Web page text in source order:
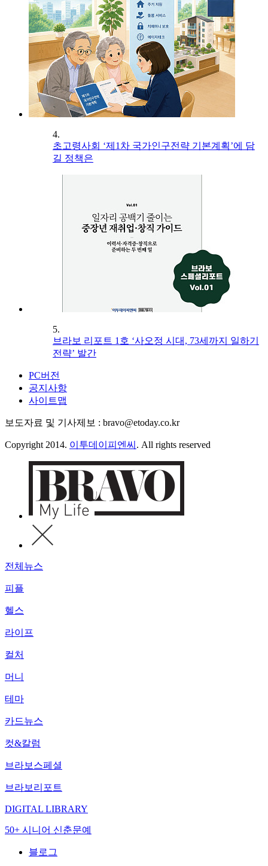
4.
초고령사회 ‘제1차 국가인구전략 기본계획’에 담
길 정책은
5.
브라보 리포트 1호 ‘사오정 시대, 73세까지 일하기
전략’ 발간
PC버전
공지사항
사이트맵
보도자료 및 기사제보 : bravo@etoday.co.kr
Copyright 2014. 이투데이피엔씨 . All rights reserved
전체뉴스
피플
헬스
라이프
컬처
머니
테마
카드뉴스
컷&칼럼
브라보스페셜
브라보리포트
DIGITAL LIBRARY
50+ 시니어 신춘문예
블로그